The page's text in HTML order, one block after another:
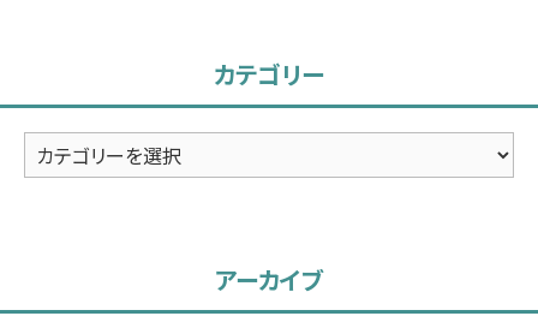
カテゴリー
カ
テ
アーカイブ